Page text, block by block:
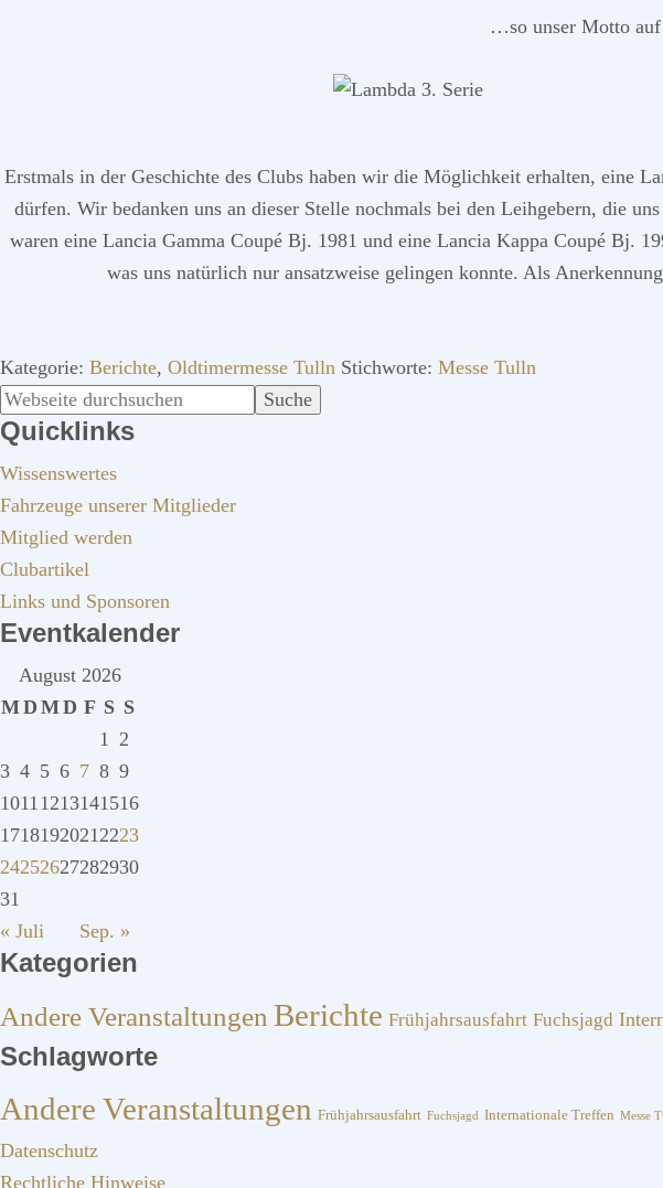
…so unser Motto
Erstmals in der Geschichte des Clubs haben wir die Möglichkeit erhalten, eine
dürfen. Wir bedanken uns an dieser Stelle nochmals bei den Leihgebern, die
waren eine Lancia Gamma Coupé Bj. 1981 und eine Lancia Kappa Coupé Bj.
was uns natürlich nur ansatzweise gelingen konnte. Als
Kategorie: Berichte, Oldtimermesse Tulln Stichworte: Messe Tulln
SEITENSPALTE
Webseite
durchsuchen
Quicklinks
Wissenswertes
Fahrzeuge unserer Mitglieder
Mitglied werden
Clubartikel
Links und Sponsoren
Eventkalender
August 2026
MD MD F S S
1 2
3 4 5 6 7 8 9
10111213141516
17181920212223
24252627282930
31
« Juli
Sep. »
Kategorien
Andere Veranstaltungen Berichte Frühjahrsausfahrt Fuchsjagd
Schlagworte
Andere Veranstaltungen Frühjahrsausfahrt Fuchsjagd Internationale Treffen Messe
Datenschutz
Rechtliche Hinweise